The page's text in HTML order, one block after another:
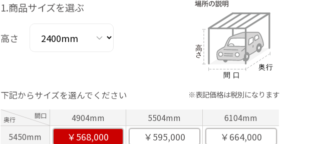
1.商品サイズを選ぶ
高さ
下記からサイズを選んでください ※表記価格は税別になります
奥行 間口 4904mm 5504mm
6104mm
5450mm
￥568,000 ￥595,000 ￥664,000